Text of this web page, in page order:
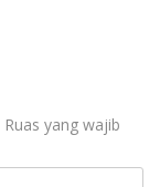
Ruas yang wajib